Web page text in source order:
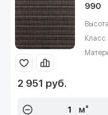
990
Класс
2 951 руб.
м²